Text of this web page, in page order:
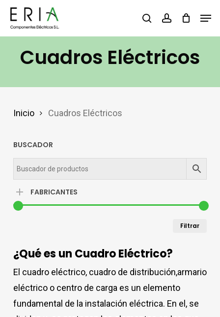
Saltar
contenido
principal
buscaraccount
Cuadros Eléctricos
Inicio Cuadros Eléctricos
BUSCADOR
FABRICANTES
Filtrar
¿Qué es un Cuadro Eléctrico?
El cuadro eléctrico, cuadro de distribución,armario
eléctrico o centro de carga es un elemento
fundamental de la instalación eléctrica. En el, se